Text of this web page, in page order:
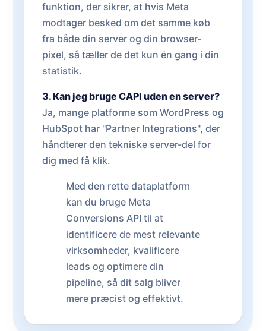
funktion, der sikrer, at hvis Meta
modtager besked om det samme køb
fra både din server og din browser-
pixel, så tæller de det kun én gang i din
statistik.
3. Kan jeg bruge CAPI uden en server?
Ja, mange platforme som WordPress og
HubSpot har "Partner Integrations", der
håndterer den tekniske server-del for
dig med få klik.
Med den rette dataplatform
kan du bruge Meta
Conversions API til at
identificere de mest relevante
virksomheder, kvalificere
leads og optimere din
pipeline, så dit salg bliver
mere præcist og effektivt.